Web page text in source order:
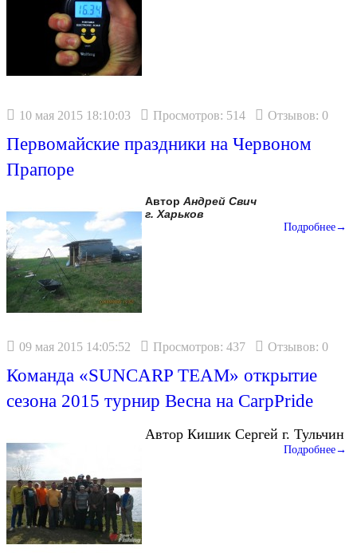
10 мая 2015 18:10:03 Просмотров: 514 Отзывов: 0
Первомайские праздники на Червоном
Прапоре
Автор Андрей Свич
г. Харьков
Подробнее→
09 мая 2015 14:05:52 Просмотров: 437 Отзывов: 0
Команда «SUNCARP TEAM» открытие
сезона 2015 турнир Весна на CarpPride
Автор Кишик Сергей г. Тульчин
Подробнее→